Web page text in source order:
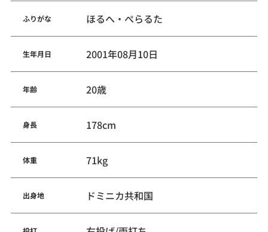
ふりがな ほるへ・ぺらるた
生年月日 2001年08月10日
年齢 20歳
身長 178cm
体重 71kg
出身地 ドミニカ共和国